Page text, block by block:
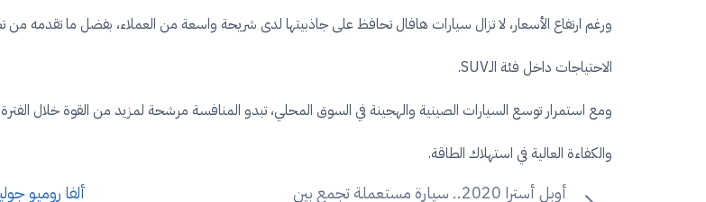
ورغم ارتفاع الأسعار، لا تزال سيارات هافال تحافظ على جاذبيتها لدى شريحة واسعة من العملاء، بفضل ما
الاحتياجات داخل فئة الـSUV.
ومع استمرار توسع السيارات الصينية والهجينة في السوق المحلي، تبدو المنافسة مرشحة لمزيد من القوة خلال
والكفاءة العالية في استهلاك الطاقة.
أوبل أسترا 2020.. سيارة مستعملة تجمع بين